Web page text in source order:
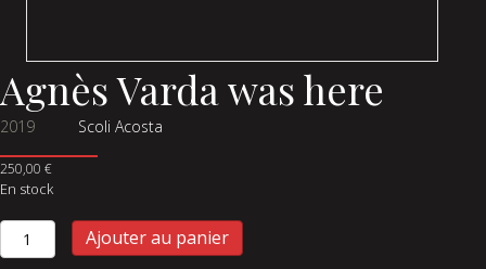
Agnès Varda was here
2019 Scoli Acosta
250,00 €
En stock
quantité
de
Ajouter au panier